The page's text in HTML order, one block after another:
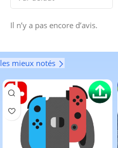
Il n’y a pas encore d’avis.
les mieux notés